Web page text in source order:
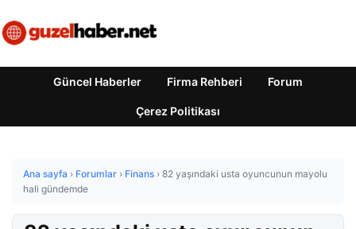
Güncel Haberler Firma Rehberi Forum
Çerez Politikası
Ana sayfa › Forumlar › Finans › 82 yaşındaki usta oyuncunun mayolu
hali gündemde